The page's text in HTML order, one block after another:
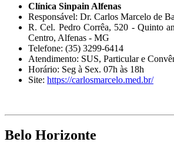
Clínica Sinpain Alfenas
Responsável: Dr. Carlos Marcelo de
R. Cel. Pedro Corrêa, 520 - Quinto
Centro, Alfenas - MG
Telefone: (35) 3299-6414
Atendimento: SUS, Particular e
Horário: Seg à Sex. 07h às 18h
Site: https://carlosmarcelo.med.br/
Belo Horizonte